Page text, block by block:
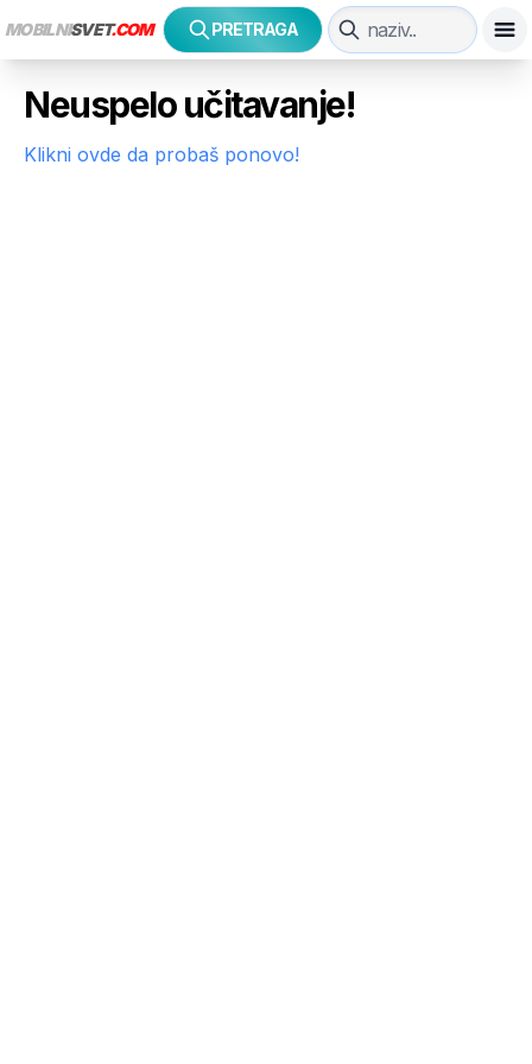
MOBILNISVET.COM PRETRAGA
Neuspelo učitavanje!
Klikni ovde da probaš ponovo!